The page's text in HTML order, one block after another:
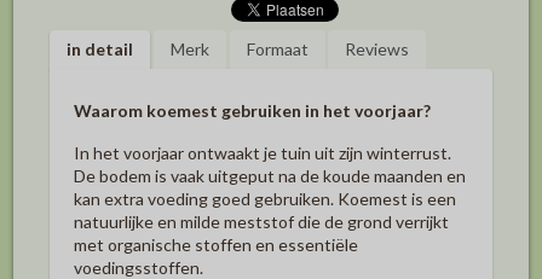
in detail Merk Formaat Reviews
Waarom koemest gebruiken in het voorjaar?
In het voorjaar ontwaakt je tuin uit zijn winterrust.
De bodem is vaak uitgeput na de koude maanden en
kan extra voeding goed gebruiken. Koemest is een
natuurlijke en milde meststof die de grond verrijkt
met organische stoffen en essentiële
voedingsstoffen.